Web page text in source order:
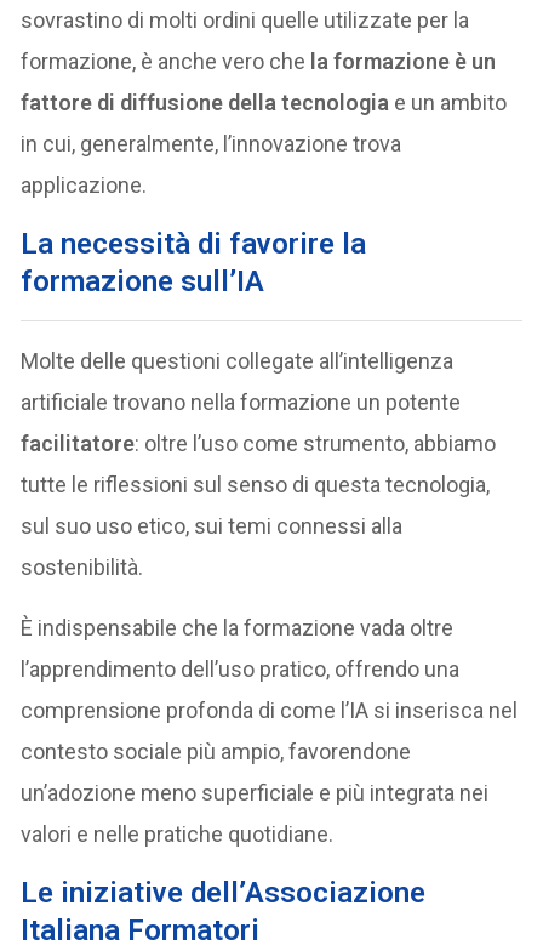
sovrastino di molti ordini quelle utilizzate per la
formazione, è anche vero che la formazione è un
fattore di diffusione della tecnologia e un ambito
in cui, generalmente, l’innovazione trova
applicazione.
La necessità di favorire la
formazione sull’IA
Molte delle questioni collegate all’intelligenza
artificiale trovano nella formazione un potente
facilitatore: oltre l’uso come strumento, abbiamo
tutte le riflessioni sul senso di questa tecnologia,
sul suo uso etico, sui temi connessi alla
sostenibilità.
È indispensabile che la formazione vada oltre
l’apprendimento dell’uso pratico, offrendo una
comprensione profonda di come l’IA si inserisca nel
contesto sociale più ampio, favorendone
un’adozione meno superficiale e più integrata nei
valori e nelle pratiche quotidiane.
Le iniziative dell’Associazione
Italiana Formatori